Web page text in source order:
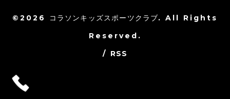
©2026 コラソンキッズスポーツクラブ. All Rights
Reserved.
/ RSS